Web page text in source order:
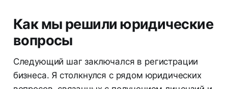
Как мы решили юридические
вопросы
Следующий шаг заключался в регистрации
бизнеса. Я столкнулся с рядом юридических